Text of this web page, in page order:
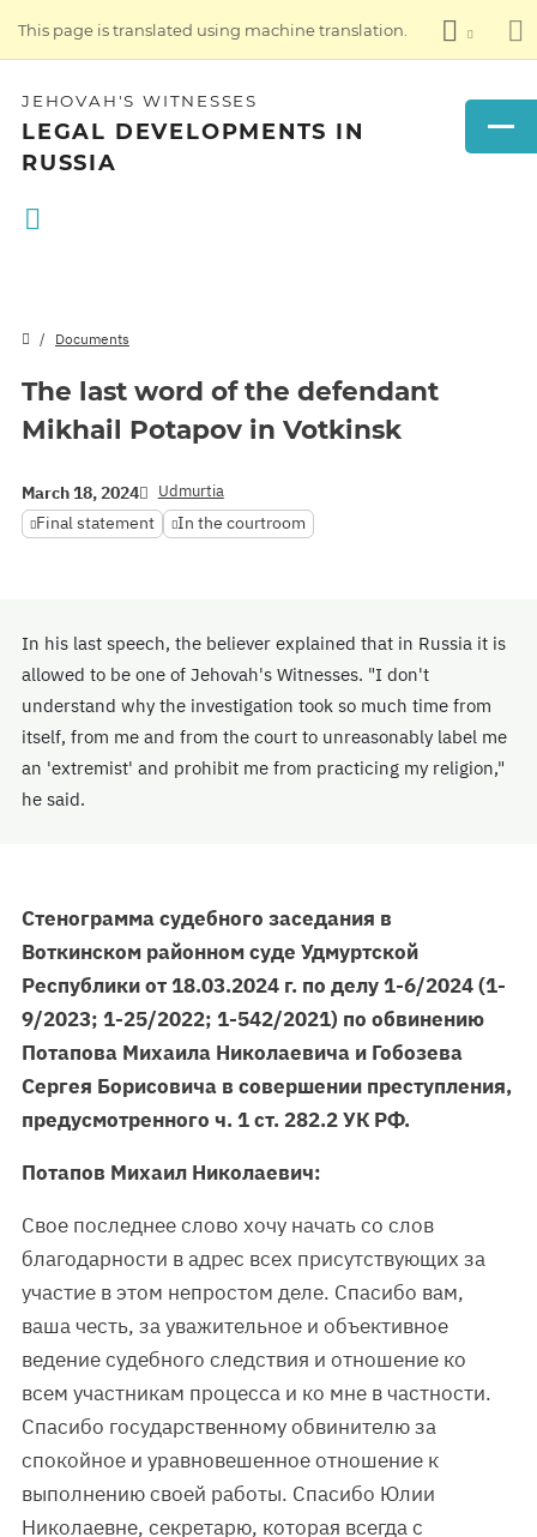
This page is translated using machine translation.
JEHOVAH'S WITNESSES
LEGAL DEVELOPMENTS IN
RUSSIA
Documents
The last word of the defendant
Mikhail Potapov in Votkinsk
March 18, 2024 Udmurtia
Final statement In the courtroom
In his last speech, the believer explained that in Russia it is
allowed to be one of Jehovah's Witnesses. "I don't
understand why the investigation took so much time from
itself, from me and from the court to unreasonably label me
an 'extremist' and prohibit me from practicing my religion,"
he said.
Стенограмма судебного заседания в
Воткинском районном суде Удмуртской
Республики от 18.03.2024 г. по делу 1-6/2024 (1-
9/2023; 1-25/2022; 1-542/2021) по обвинению
Потапова Михаила Николаевича и Гобозева
Сергея Борисовича в совершении преступления,
предусмотренного ч. 1 ст. 282.2 УК РФ.
Потапов Михаил Николаевич:
Свое последнее слово хочу начать со слов
благодарности в адрес всех присутствующих за
участие в этом непростом деле. Спасибо вам,
ваша честь, за уважительное и объективное
ведение судебного следствия и отношение ко
всем участникам процесса и ко мне в частности.
Спасибо государственному обвинителю за
спокойное и уравновешенное отношение к
выполнению своей работы. Спасибо Юлии
Николаевне, секретарю, которая всегда с